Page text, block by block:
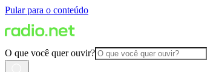
Pular para o conteúdo
O que você quer ouvir?